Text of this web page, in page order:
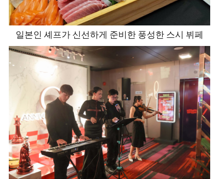
/ / / /
일본인 셰프가 신선하게 준비한 풍성한 스시 뷔페